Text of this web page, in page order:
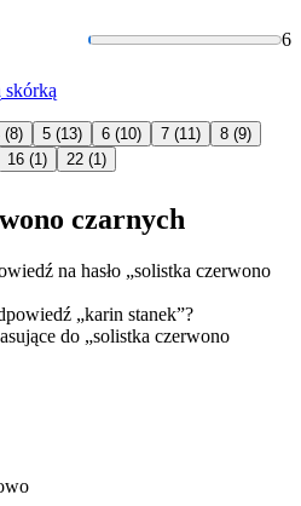
6
skórką
(8) 5 (13) 6 (10) 7 (11) 8 (9)
16 (1) 22 (1)
czarnych
na hasło „solistka czerwono
„karin stanek”?
do „solistka czerwono